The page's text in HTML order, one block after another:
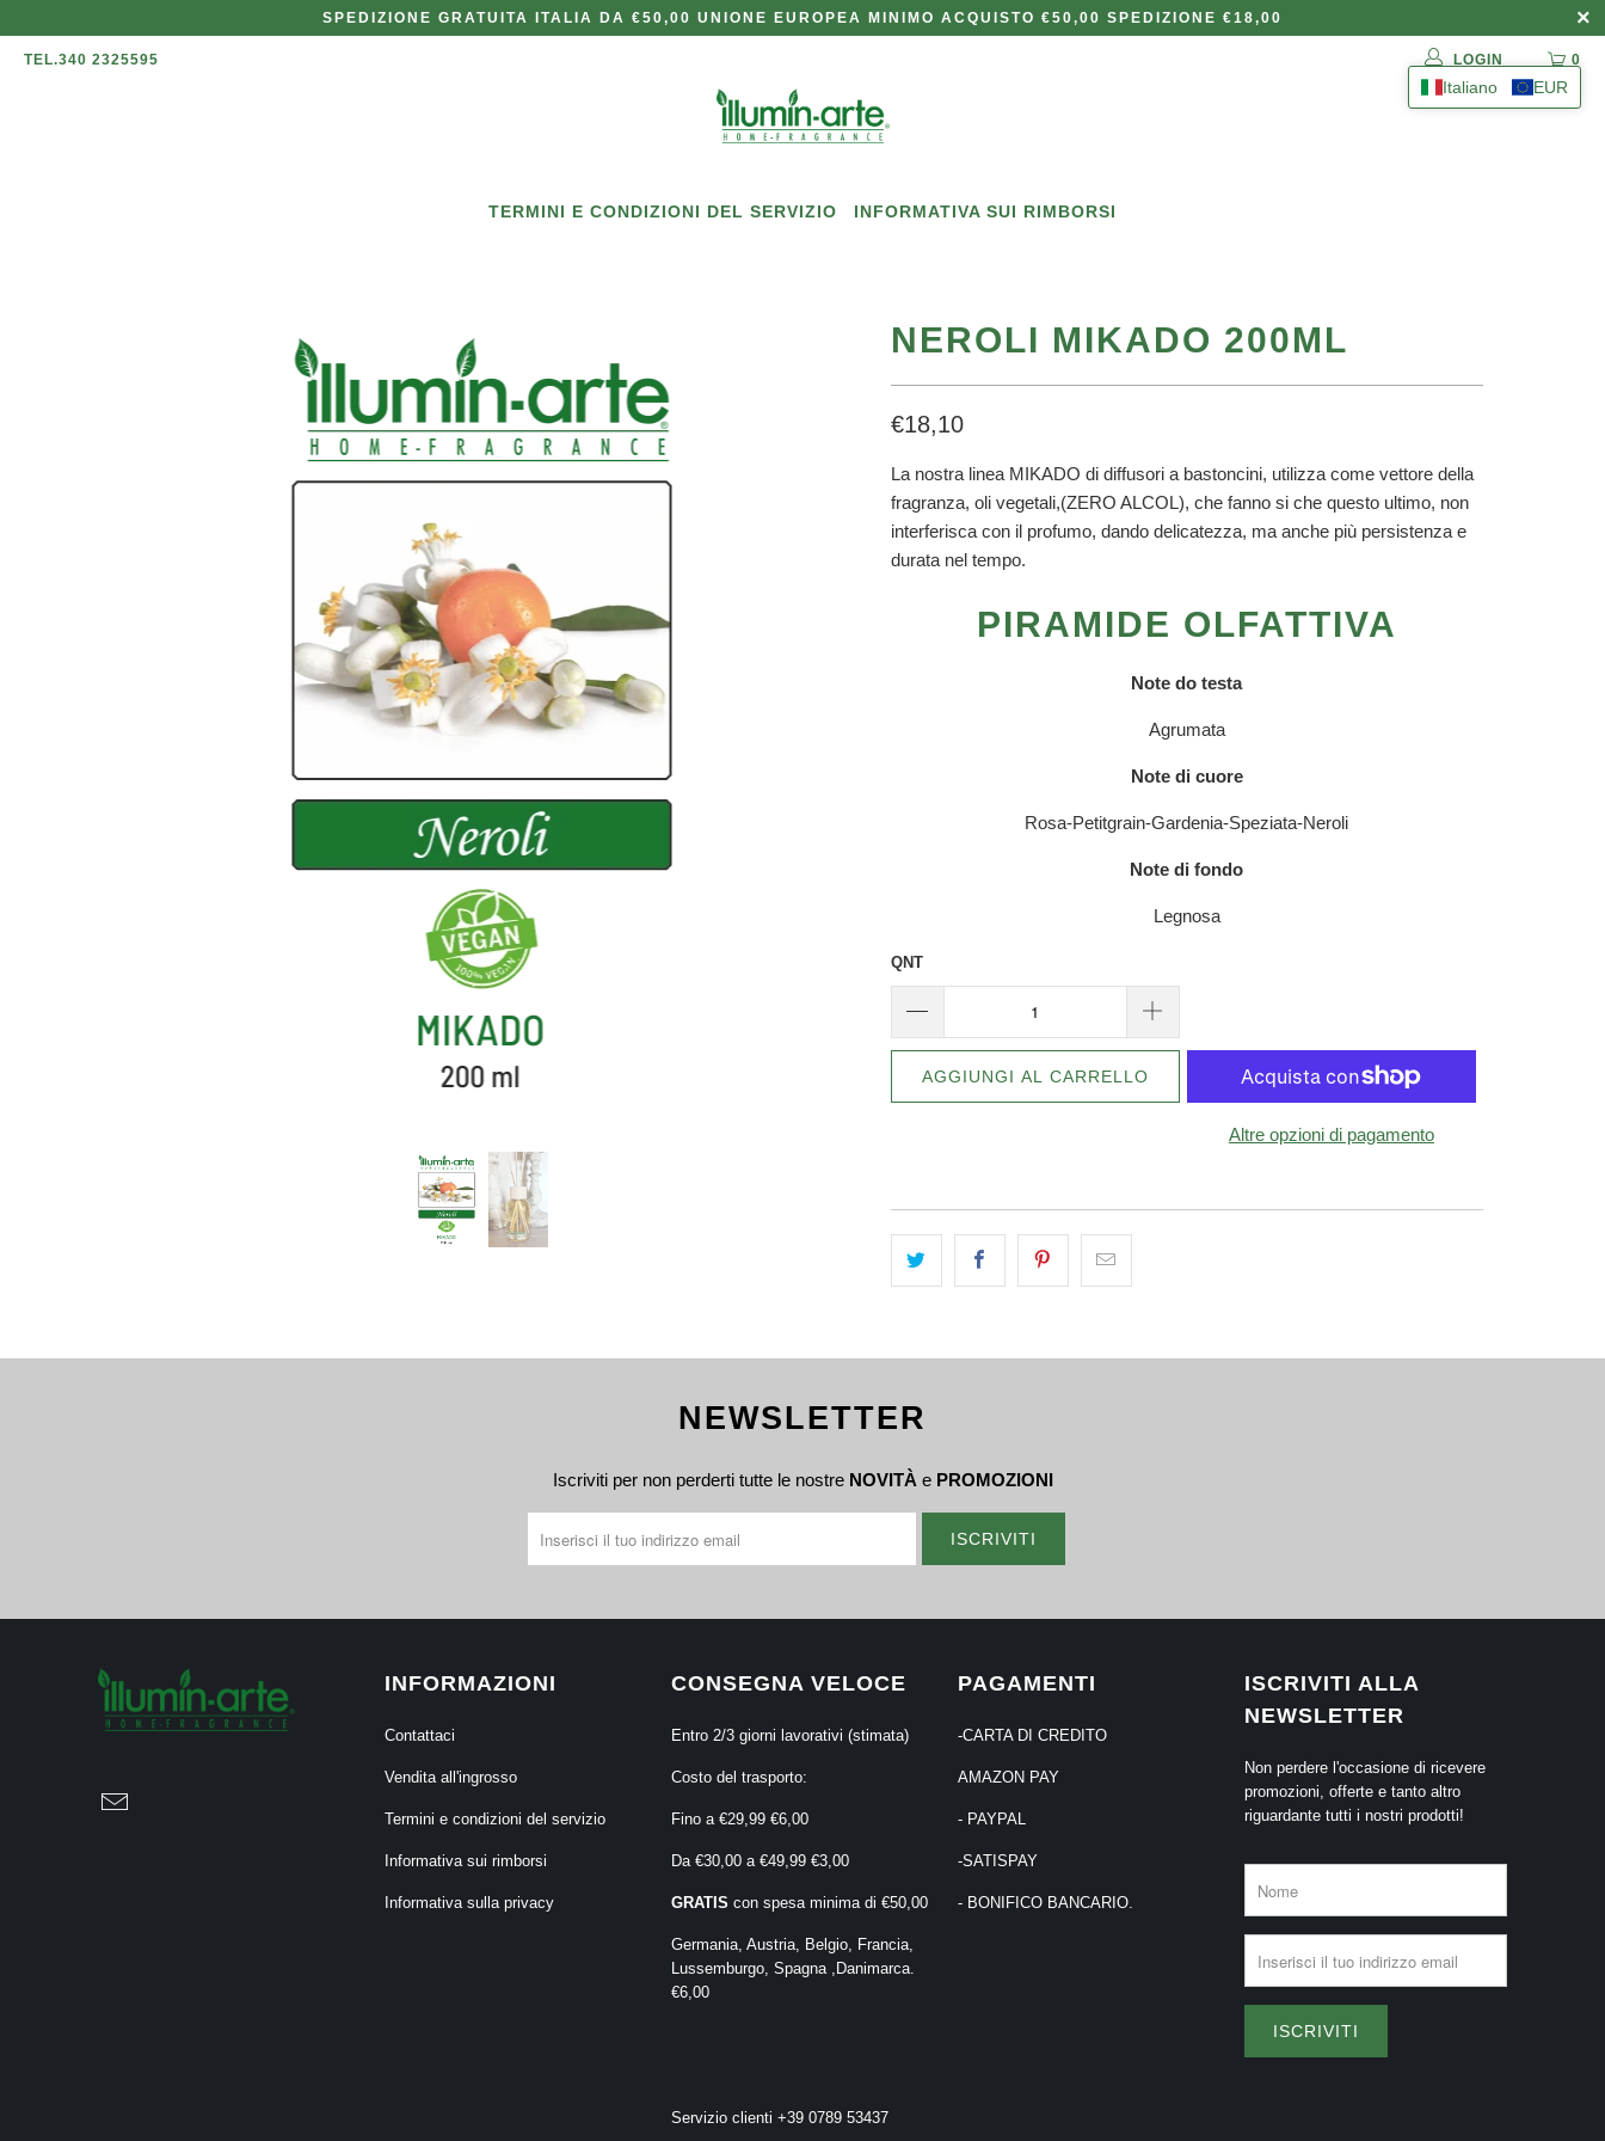
SPEDIZIONE GRATUITA ITALIA DA €50,00 UNIONE EUROPEA MINIMO ACQUISTO €50,00 SPEDIZIONE €18,00
TEL.340 2325595 0
LOGIN
TERMINI E CONDIZIONI DEL SERVIZIO INFORMATIVA SUI RIMBORSI
NEROLI MIKADO 200ML
€18,10
La nostra linea MIKADO di diffusori a bastoncini, utilizza come vettore della
fragranza, oli vegetali,(ZERO ALCOL), che fanno si che questo ultimo, non
interferisca con il profumo, dando delicatezza, ma anche più persistenza e
durata nel tempo.
PIRAMIDE OLFATTIVA
Note do testa
Agrumata
Note di cuore
Rosa-Petitgrain-Gardenia-Speziata-Neroli
Note di fondo
Legnosa
QNT
AGGIUNGI AL CARRELLO
Altre opzioni di pagamento
NEWSLETTER
Iscriviti per non perderti tutte le nostre NOVITÀ e PROMOZIONI
INFORMAZIONI
Contattaci
Vendita all'ingrosso
Termini e condizioni del servizio
Informativa sui rimborsi
Informativa sulla privacy
CONSEGNA VELOCE
Entro 2/3 giorni lavorativi (stimata)
Costo del trasporto:
Fino a €29,99 €6,00
Da €30,00 a €49,99 €3,00
GRATIS con spesa minima di €50,00
Germania, Austria, Belgio, Francia,
Lussemburgo, Spagna ,Danimarca.
€6,00
Servizio clienti +39 0789 53437
PAGAMENTI
-CARTA DI CREDITO
AMAZON PAY
- PAYPAL
-SATISPAY
- BONIFICO BANCARIO.
ISCRIVITI ALLA
NEWSLETTER
Non perdere l'occasione di ricevere
promozioni, offerte e tanto altro
riguardante tutti i nostri prodotti!
Italiano EUR